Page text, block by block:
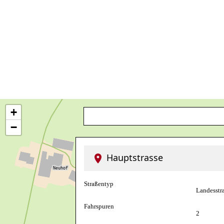
Hauptstrasse
Straßentyp
Fahrspuren
2
+
−